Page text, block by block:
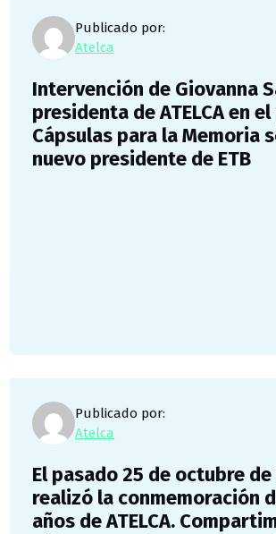
Publicado por:
Atelca
Intervención de Giovanna
presidenta de ATELCA en
Cápsulas para la Memoria
nuevo presidente de ETB
Publicado por:
Atelca
El pasado 25 de octubre de
realizó la conmemoración
años de ATELCA.